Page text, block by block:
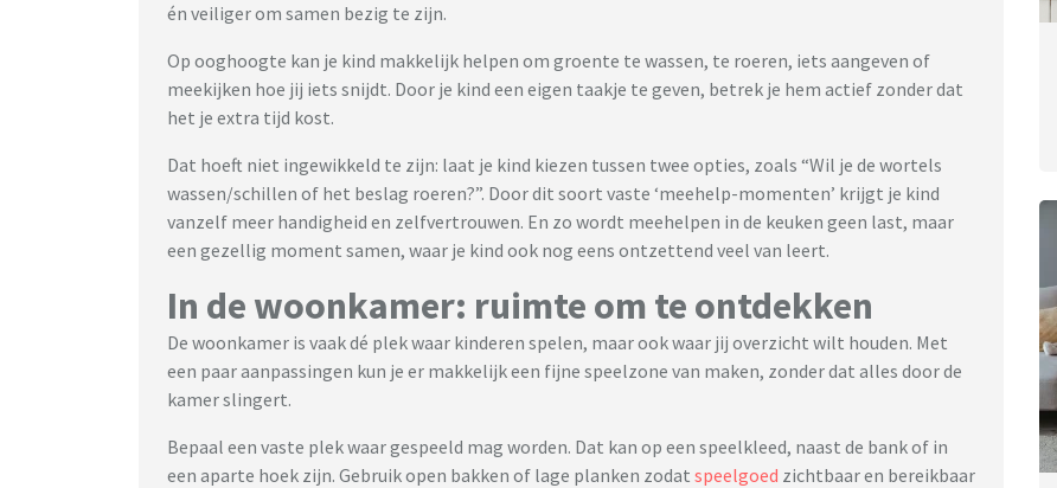
én veiliger om samen bezig te zijn.
Op ooghoogte kan je kind makkelijk helpen om groente te wassen, te roeren, iets aangeven of
meekijken hoe jij iets snijdt. Door je kind een eigen taakje te geven, betrek je hem actief zonder dat
het je extra tijd kost.
Dat hoeft niet ingewikkeld te zijn: laat je kind kiezen tussen twee opties, zoals “Wil je de wortels
wassen/schillen of het beslag roeren?”. Door dit soort vaste ‘meehelp-momenten’ krijgt je kind
vanzelf meer handigheid en zelfvertrouwen. En zo wordt meehelpen in de keuken geen last, maar
een gezellig moment samen, waar je kind ook nog eens ontzettend veel van leert.
In de woonkamer: ruimte om te ontdekken
De woonkamer is vaak dé plek waar kinderen spelen, maar ook waar jij overzicht wilt houden. Met
een paar aanpassingen kun je er makkelijk een fijne speelzone van maken, zonder dat alles door de
kamer slingert.
Bepaal een vaste plek waar gespeeld mag worden. Dat kan op een speelkleed, naast de bank of in
een aparte hoek zijn. Gebruik open bakken of lage planken zodat speelgoed zichtbaar en bereikbaar